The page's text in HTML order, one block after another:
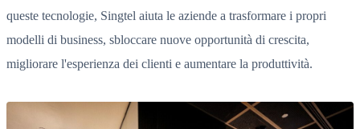
queste tecnologie, Singtel aiuta le aziende a trasformare i propri
modelli di business, sbloccare nuove opportunità di crescita,
migliorare l'esperienza dei clienti e aumentare la produttività.